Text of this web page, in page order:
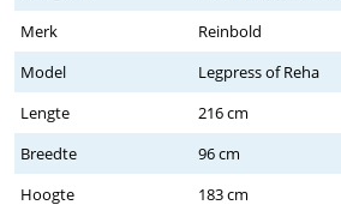
Merk
Reinbold
Model
Legpress of Reha
Lengte
216 cm
Breedte
96 cm
Hoogte
183 cm